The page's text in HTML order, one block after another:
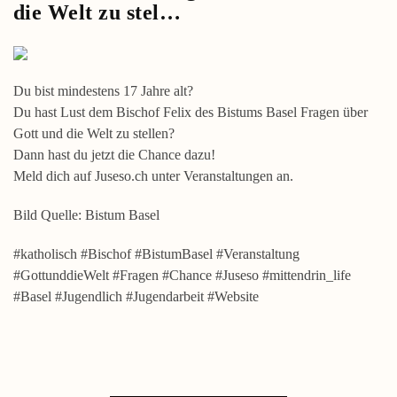
die Welt zu stel…
Du bist mindestens 17 Jahre alt?
Du hast Lust dem Bischof Felix des Bistums Basel Fragen über
Gott und die Welt zu stellen?
Dann hast du jetzt die Chance dazu!
Meld dich auf Juseso.ch unter Veranstaltungen an.
Bild Quelle: Bistum Basel
#katholisch #Bischof #BistumBasel #Veranstaltung
#GottunddieWelt #Fragen #Chance #Juseso #mittendrin_life
#Basel #Jugendlich #Jugendarbeit #Website